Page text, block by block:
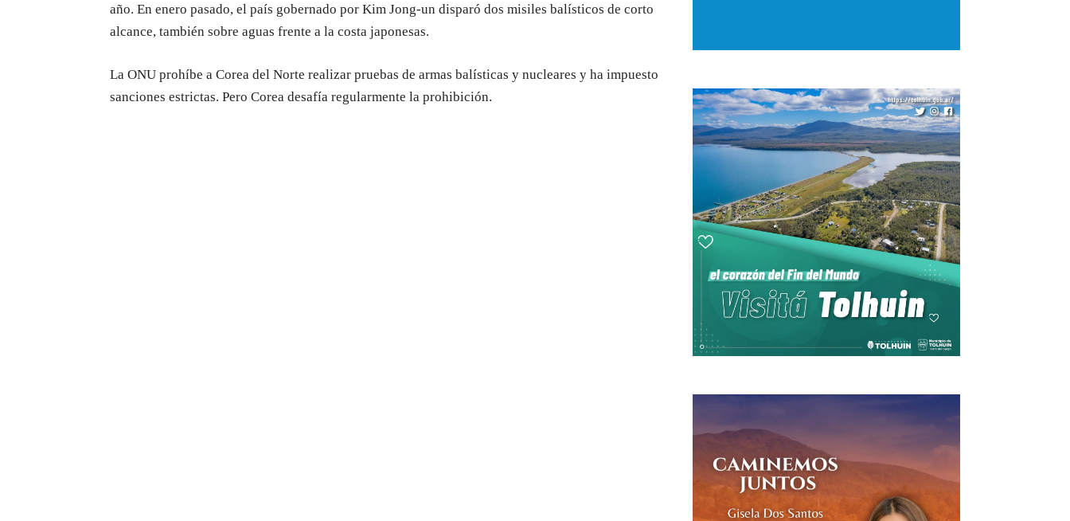
año. En enero pasado, el país gobernado por Kim Jong-un disparó dos misiles balísticos de corto
alcance, también sobre aguas frente a la costa japonesas.
La ONU prohíbe a Corea del Norte realizar pruebas de armas balísticas y nucleares y ha impuesto
sanciones estrictas. Pero Corea desafía regularmente la prohibición.